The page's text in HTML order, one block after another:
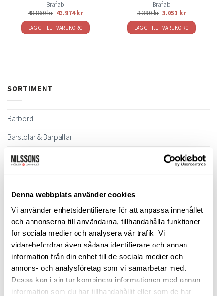
Denna webbplats använder cookies
Vi använder enhetsidentifierare för att anpassa innehållet
och annonserna till användarna, tillhandahålla funktioner
för sociala medier och analysera vår trafik. Vi
vidarebefordrar även sådana identifierare och annan
information från din enhet till de sociala medier och
annons- och analysföretag som vi samarbetar med.
Dessa kan i sin tur kombinera informationen med annan
information som du har tillhandahållit eller som de har
Brafab
48.860kr 43.974kr
LÄGG TILL I VARUKORG
Brafab
3.390kr 3.051 kr
LÄGG TILL I VARUKORG
SORTIMENT
Barbord
Barstolar & Barpallar
Belysning
Byråer
Bäddsoffor
Bänkar & Pallar
Fåtöljer
Hallmöbler
Inredning